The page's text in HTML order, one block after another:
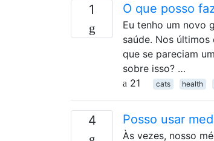
1 O que posso
Eu tenho um novo
saúde. Nos
que se pareciam
sobre isso? …
21
cats health
4 Posso usar
Às vezes, nosso